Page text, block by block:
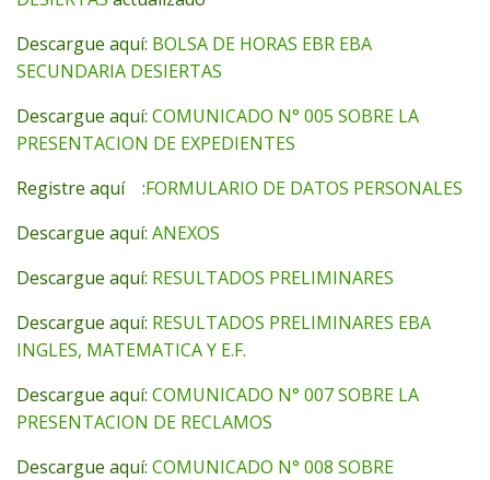
Descargue aquí: BOLSA DE HORAS EBR EBA
SECUNDARIA DESIERTAS
Descargue aquí: COMUNICADO N° 005 SOBRE LA
PRESENTACION DE EXPEDIENTES
Registre aquí :FORMULARIO DE DATOS PERSONALES
Descargue aquí: ANEXOS
Descargue aquí: RESULTADOS PRELIMINARES
Descargue aquí: RESULTADOS PRELIMINARES EBA
INGLES, MATEMATICA Y E.F.
Descargue aquí: COMUNICADO N° 007 SOBRE LA
PRESENTACION DE RECLAMOS
Descargue aquí: COMUNICADO N° 008 SOBRE